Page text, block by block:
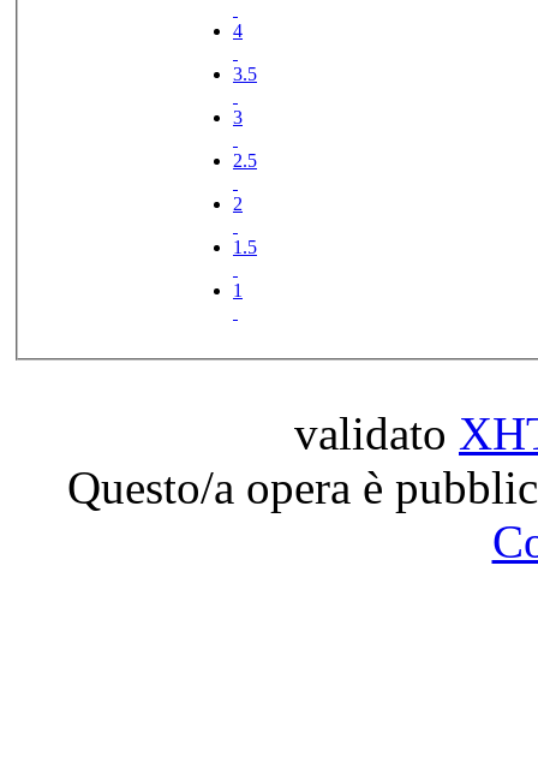
4
3.5
3
2.5
2
1.5
1
validato
Questo/a opera è